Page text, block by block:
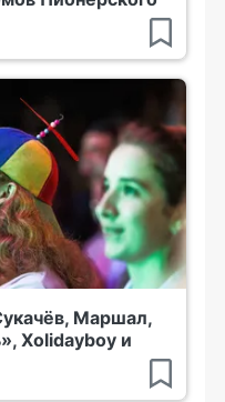
Маршал,
Xolidayboy и